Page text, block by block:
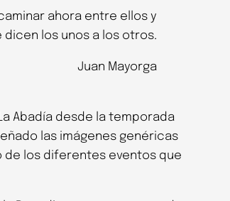
ahora entre ellos y
los unos a los otros.
Juan Mayorga
Abadía desde la temporada
las imágenes genéricas
de los diferentes eventos que